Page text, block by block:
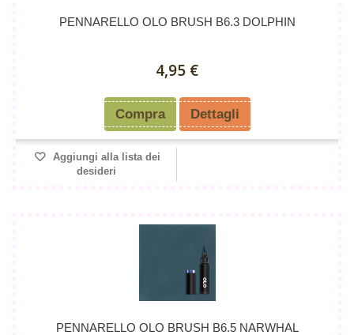
PENNARELLO OLO BRUSH B6.3 DOLPHIN
4,95 €
Compra Dettagli
Aggiungi alla lista dei
desideri
PENNARELLO OLO BRUSH B6.5 NARWHAL